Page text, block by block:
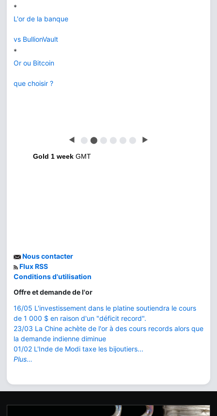
*
L'or de la banque
vs BullionVault
*
Or ou Bitcoin
que choisir ?
◀ ⬤ ⬤ ⬤ ⬤ ⬤ ⬤ ▶
Gold 1 week GMT
Nous contacter
Flux RSS
Conditions d'utilisation
Offre et demande de l'or
16/05 L'investissement dans le platine soutiendra le cours
de 1 000 $ en raison d'un "déficit record".
23/03 La Chine achète de l'or à des cours records alors que
la demande indienne diminue
01/02 L'Inde de Modi taxe les bijoutiers...
Plus...